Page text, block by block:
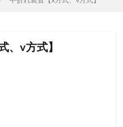
、v方式】